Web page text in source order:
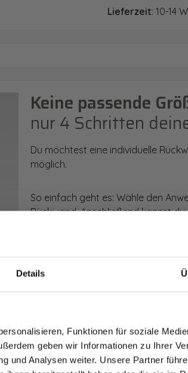
Details
Funktionen für soziale
geben wir Informationen zu Ihrer
und Analysen weiter. Unsere Partner
Lieferzeit: 10-14
Keine passende
nur 4 Schritten
Du möchtest eine individuelle
möglich.
So einfach geht es: Wähle den
Rückwand. Anschließend kannst
Mithilfe unseres Konfigurators
dargestellt. Parallel erhältst du
bestellen kannst.
Zum Konfigurator
Jetzt zum Newsletter anmelden.